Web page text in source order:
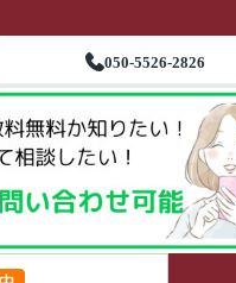
050-5526-2826